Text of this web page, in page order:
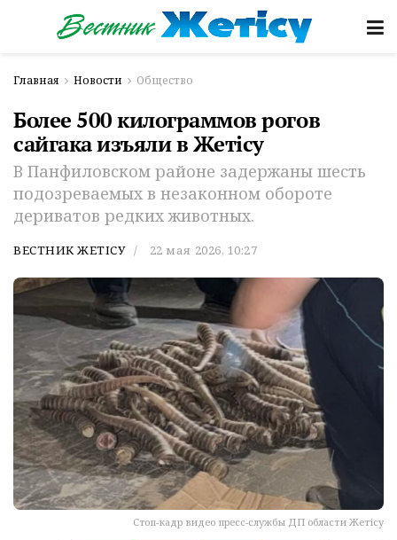
Главная Новости Общество
Более 500 килограммов рогов
сайгака изъяли в Жетісу
В Панфиловском районе задержаны шесть
подозреваемых в незаконном обороте
дериватов редких животных.
ВЕСТНИК ЖЕТІСУ 22 мая 2026, 10:27
Стоп-кадр видео пресс-службы ДП области Жетісу